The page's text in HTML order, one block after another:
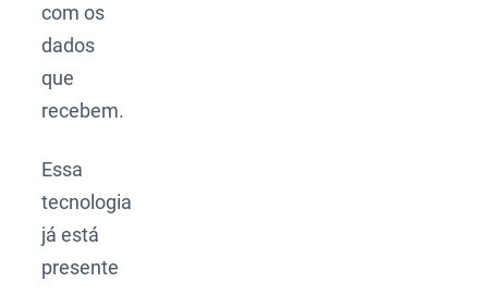
com os
dados
que
recebem.
Essa
tecnologia
já está
presente